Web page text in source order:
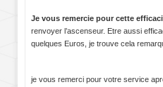
Je vous remercie pour cette
renvoyer l’ascenseur. Etre aussi
quelques Euros, je trouve cela
je vous remerci pour votre service